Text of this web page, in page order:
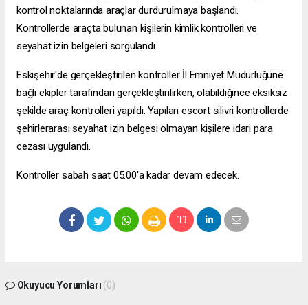
kontrol noktalarında araçlar durdurulmaya başlandı.
Kontrollerde araçta bulunan kişilerin kimlik kontrolleri ve
seyahat izin belgeleri sorgulandı.
Eskişehir'de gerçekleştirilen kontroller İl Emniyet Müdürlüğüne
bağlı ekipler tarafından gerçekleştirilirken, olabildiğince eksiksiz
şekilde araç kontrolleri yapıldı. Yapılan escort silivri kontrollerde
şehirlerarası seyahat izin belgesi olmayan kişilere idari para
cezası uygulandı.
Kontroller sabah saat 05.00'a kadar devam edecek.
Okuyucu Yorumları (0)